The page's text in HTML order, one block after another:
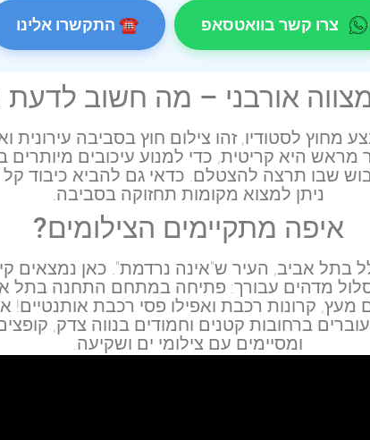
צרו קשר בוואטסאפ ☎ התקשרו אלינו
אורבני – מה חשוב
לסטודיו, זהו צילום חוץ בסביבה עירונית
מראש היא קריטית, כדי למנוע עיכובים
שבו תרצה להצטלם. כדאי גם להביא כיבוד קל
ניתן למצוא מקומות תחזוקה בסביבה.
איפה מתקיימים הצילומים?
בתל אביב, העיר ש"אינה נרדמת". כאן נמצאים
מסלול מדהים עבורך: פתיחה במתחם התחנה בתל
מעץ, קרונות רכבת ואפילו פסי רכבת אותנטיים!
ברחובות קטנים וחמודים בנווה צדק,
ומסיימים עם צילומי ים ושקיעה.